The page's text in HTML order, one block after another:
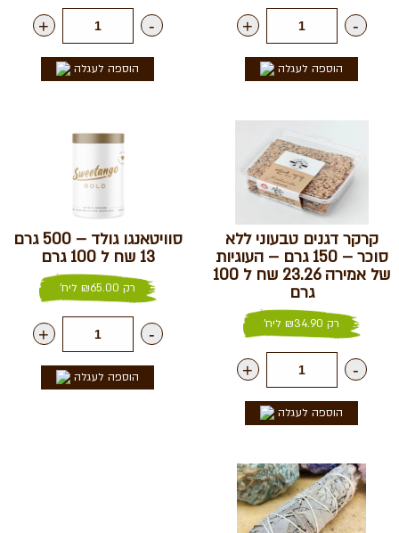
-
+
הוספה לעגלה
-
+
הוספה לעגלה
קרקר דגנים טבעוני ללא
סוכר – 150 גרם – העוגיות
של אמירה 23.26 שח ל 100
גרם
רק ₪34.90 ליח'
-
+
הוספה לעגלה
סוויטאנגו גולד – 500 גרם
13 שח ל 100 גרם
רק ₪65.00 ליח'
-
+
הוספה לעגלה